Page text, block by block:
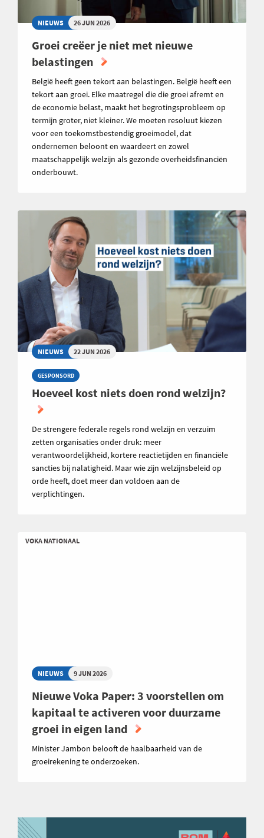
NIEUWS 26 JUN 2026
Groei creëer je niet met nieuwe
belastingen
België heeft geen tekort aan belastingen. België heeft een
tekort aan groei. Elke maatregel die die groei afremt en
de economie belast, maakt het begrotingsprobleem op
termijn groter, niet kleiner. We moeten resoluut kiezen
voor een toekomstbestendig groeimodel, dat
ondernemen beloont en waardeert en zowel
maatschappelijk welzijn als gezonde overheidsfinanciën
onderbouwt.
NIEUWS 22 JUN 2026
GESPONSORD
Hoeveel kost niets doen rond welzijn?
De strengere federale regels rond welzijn en verzuim
zetten organisaties onder druk: meer
verantwoordelijkheid, kortere reactietijden en financiële
sancties bij nalatigheid. Maar wie zijn welzijnsbeleid op
orde heeft, doet meer dan voldoen aan de
verplichtingen.
VOKA NATIONAAL
NIEUWS 9 JUN 2026
Nieuwe Voka Paper: 3 voorstellen om
kapitaal te activeren voor duurzame
groei in eigen land
Minister Jambon belooft de haalbaarheid van de
groeirekening te onderzoeken.